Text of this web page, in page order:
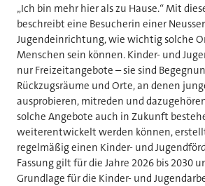
„Ich bin mehr hier als zu Hause.“ Mit
beschreibt eine Besucherin einer
Jugendeinrichtung, wie wichtig solche
Menschen sein können. Kinder- und
nur Freizeitangebote – sie sind
Rückzugsräume und Orte, an denen
ausprobieren, mitreden und
solche Angebote auch in Zukunft
weiterentwickelt werden können,
regelmäßig einen Kinder- und
Fassung gilt für die Jahre 2026 bis 2030
Grundlage für die Kinder- und